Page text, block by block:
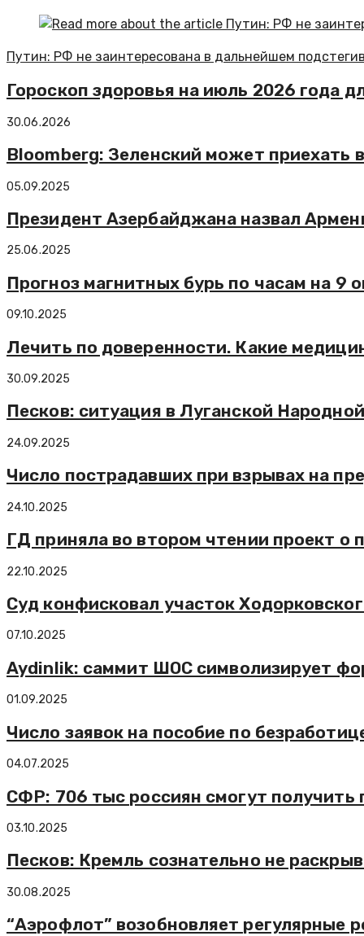
Путин: РФ не заинтересована в дальнейшем
Гороскоп здоровья на июль 2026 года
30.06.2026
Bloomberg: Зеленский может приехать
05.09.2025
Президент Азербайджана назвал
25.06.2025
Прогноз магнитных бурь по часам на 9
09.10.2025
Лечить по доверенности. Какие
30.09.2025
Песков: ситуация в Луганской
24.09.2025
Число пострадавших при взрывах на
24.10.2025
ГД приняла во втором чтении проект о
22.10.2025
Суд конфисковал участок
07.10.2025
Aydinlik: саммит ШОС символизирует
01.09.2025
Число заявок на пособие по
04.07.2025
СФР: 706 тыс россиян смогут получить
03.10.2025
Песков: Кремль сознательно не
30.08.2025
“Аэрофлот” возобновляет регулярные